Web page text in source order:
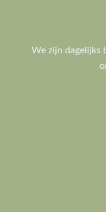
We zijn dagelijks